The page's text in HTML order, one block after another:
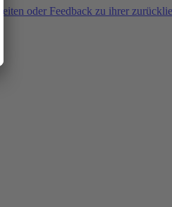
oder Feedback zu ihrer